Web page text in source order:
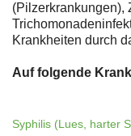
(Pilzerkrankungen),
Krankheiten durch
Auf folgende
Syphilis (Lues, harter